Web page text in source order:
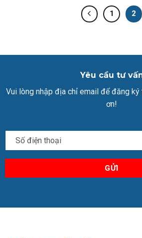
1 2
Yêu cầu tư
Vui lòng nhập địa chỉ email để đăng
ơn!